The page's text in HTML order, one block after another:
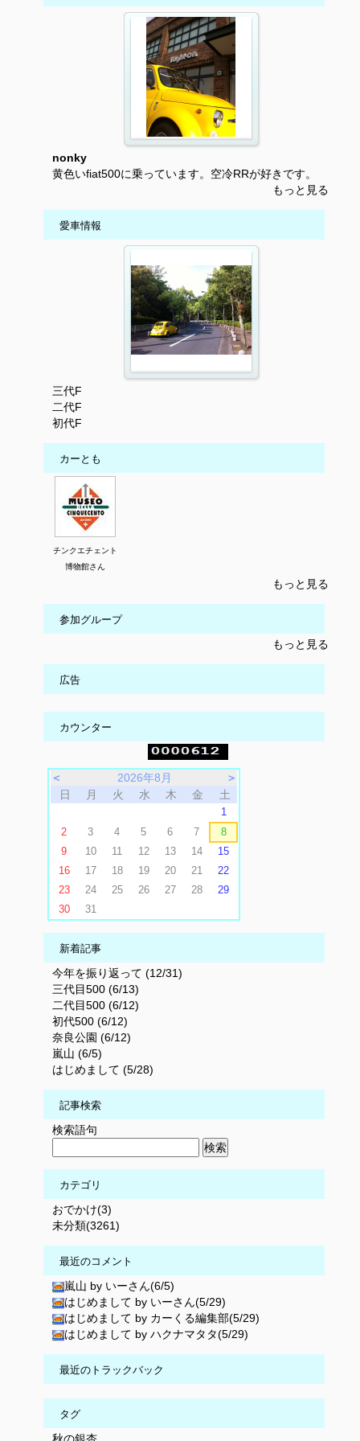
nonky
黄色いfiat500に乗っています。空冷RRが好きです。
もっと見る
愛車情報
三代F
二代F
初代F
カーとも
チンクエチェント
博物館さん
もっと見る
参加グループ
もっと見る
広告
カウンター
＜ 2026年8月
＞
日
月 火 水 木 金 土
1
2
3 4 5 6 7
8
9
10 11 12 13 14
15
16
17 18 19 20 21
22
23
24 25 26 27 28
29
30
31
新着記事
今年を振り返って (12/31)
三代目500 (6/13)
二代目500 (6/12)
初代500 (6/12)
奈良公園 (6/12)
嵐山 (6/5)
はじめまして (5/28)
記事検索
検索語句
カテゴリ
おでかけ(3)
未分類(3261)
最近のコメント
嵐山 by いーさん(6/5)
はじめまして by いーさん(5/29)
はじめまして by カーくる編集部(5/29)
はじめまして by ハクナマタタ(5/29)
最近のトラックバック
タグ